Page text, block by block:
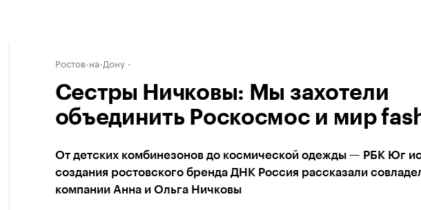
Ростов-на-Дону
Сестры Ничковы: Мы захотели
объединить Роскосмос и мир
От детских комбинезонов до космической одежды — РБК Юг
создания ростовского бренда ДНК Россия рассказали
компании Анна и Ольга Ничковы